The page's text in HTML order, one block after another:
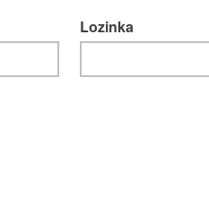
Lozinka